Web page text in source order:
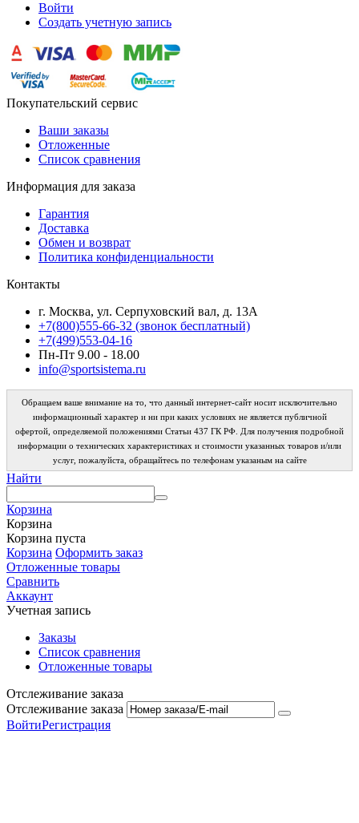
Войти
Создать учетную запись
Покупательский сервис
Ваши заказы
Отложенные
Список сравнения
Информация для заказа
Гарантия
Доставка
Обмен и возврат
Политика конфиденциальности
Контакты
г. Москва, ул. Серпуховский вал, д. 13А
+7(800)555-66-32 (звонок бесплатный)
+7(499)553-04-16
Пн-Пт 9.00 - 18.00
info@sportsistema.ru
Обращаем ваше внимание на то, что данный интернет-сайт носит исключительно
информационный характер и ни при каких условиях не является публичной
офертой, определяемой положениями Статьи 437 ГК РФ. Для получения подробной
информации о технических характеристиках и стоимости указанных товаров и/или
услуг, пожалуйста, обращайтесь по телефонам указаным на сайте
Найти
Корзина
Корзина
Корзина пуста
Корзина Оформить заказ
Отложенные товары
Сравнить
Аккаунт
Учетная запись
Заказы
Список сравнения
Отложенные товары
Отслеживание заказа
Отслеживание заказа
ВойтиРегистрация